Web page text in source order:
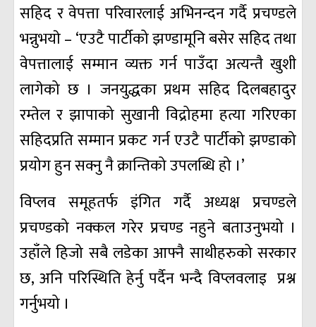
सहिद र वेपत्ता परिवारलाई अभिनन्दन गर्दै प्रचण्डले
भन्नुभयाे – ‘एउटै पार्टीको झण्डामूनि बसेर सहिद तथा
वेपत्तालाई सम्मान व्यक्त गर्न पाउँदा अत्यन्तै खुशी
लागेको छ । जनयुद्धका प्रथम सहिद दिलबहादुर
रम्तेल र झापाको सुखानी विद्रोहमा हत्या गरिएका
सहिदप्रति सम्मान प्रकट गर्न एउटै पार्टीको झण्डाको
प्रयोग हुन सक्नु नै क्रान्तिको उपलब्धि हो ।’
विप्लव समूहतर्फ इंगित गर्दै अध्यक्ष प्रचण्डले
प्रचण्डको नक्कल गरेर प्रचण्ड नहुने बताउनुभयो ।
उहाँले हिजो सबै लडेका आफ्नै साथीहरुको सरकार
छ, अनि परिस्थिति हेर्नु पर्दैन भन्दै विप्लवलाइ प्रश्न
गर्नुभयो ।